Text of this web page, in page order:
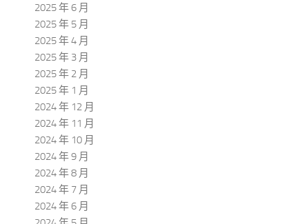
2025 年 6 月
2025 年 5 月
2025 年 4 月
2025 年 3 月
2025 年 2 月
2025 年 1 月
2024 年 12 月
2024 年 11 月
2024 年 10 月
2024 年 9 月
2024 年 8 月
2024 年 7 月
2024 年 6 月